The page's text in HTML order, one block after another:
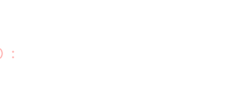
：